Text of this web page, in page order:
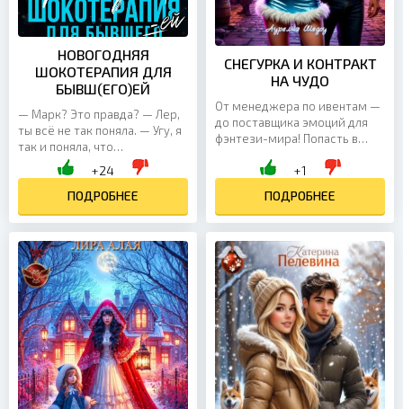
НОВОГОДНЯЯ
ШОКОТЕРАПИЯ ДЛЯ
БЫВШ(ЕГО)ЕЙ
— Марк? Это правда? — Лер,
ты всё не так поняла. — Угу, я
так и поняла, что
неправильно поняла, —
выдавила из себя улыбку и
подошла ближе. Слегка...
+24
ПОДРОБНЕЕ
СНЕГУРКА И КОНТРАКТ
НА ЧУДО
От менеджера по ивентам —
до поставщика эмоций для
фэнтези-мира! Попасть в
Попасть в него в дешёвом
+1
ПОДРОБНЕЕ